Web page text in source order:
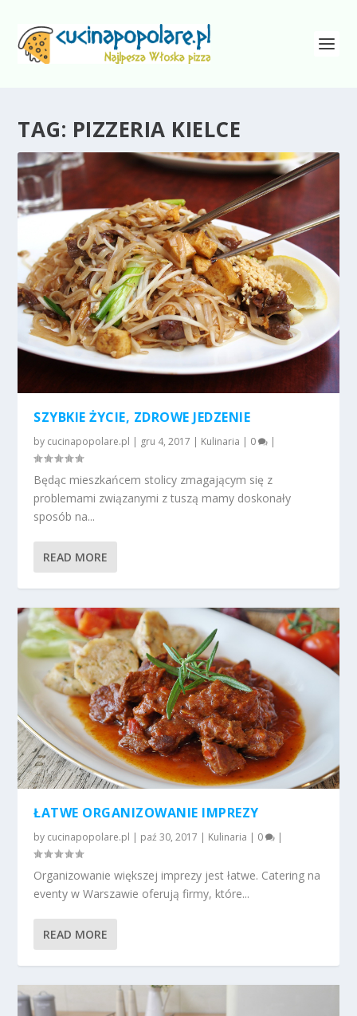
TAG: PIZZERIA KIELCE
SZYBKIE ŻYCIE, ZDROWE JEDZENIE
by cucinapopolare.pl | gru 4, 2017 | Kulinaria | 0 |
Będąc mieszkańcem stolicy zmagającym się z
problemami związanymi z tuszą mamy doskonały
sposób na...
READ MORE
ŁATWE ORGANIZOWANIE IMPREZY
by cucinapopolare.pl | paź 30, 2017 | Kulinaria | 0 |
Organizowanie większej imprezy jest łatwe. Catering na
eventy w Warszawie oferują firmy, które...
READ MORE